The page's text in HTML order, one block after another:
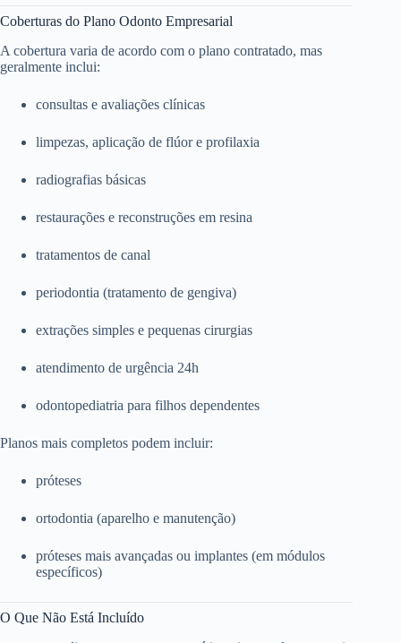
Coberturas do Plano Odonto Empresarial
A cobertura varia de acordo com o plano contratado, mas
geralmente inclui:
consultas e avaliações clínicas
limpezas, aplicação de flúor e profilaxia
radiografias básicas
restaurações e reconstruções em resina
tratamentos de canal
periodontia (tratamento de gengiva)
extrações simples e pequenas cirurgias
atendimento de urgência 24h
odontopediatria para filhos dependentes
Planos mais completos podem incluir:
próteses
ortodontia (aparelho e manutenção)
próteses mais avançadas ou implantes (em módulos
específicos)
O Que Não Está Incluído